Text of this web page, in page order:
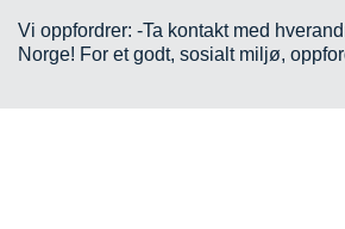
Vi oppfordrer: -Ta kontakt med
Norge! For et godt, sosialt miljø,